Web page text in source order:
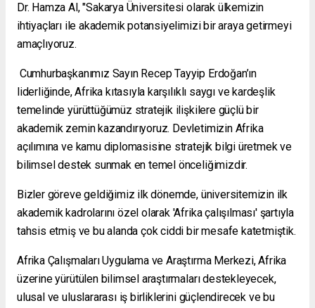
Dr. Hamza Al, "Sakarya Üniversitesi olarak ülkemizin
ihtiyaçları ile akademik potansiyelimizi bir araya getirmeyi
amaçlıyoruz.
Cumhurbaşkanımız Sayın Recep Tayyip Erdoğan’ın
liderliğinde, Afrika kıtasıyla karşılıklı saygı ve kardeşlik
temelinde yürüttüğümüz stratejik ilişkilere güçlü bir
akademik zemin kazandırıyoruz. Devletimizin Afrika
açılımına ve kamu diplomasisine stratejik bilgi üretmek ve
bilimsel destek sunmak en temel önceliğimizdir.
Bizler göreve geldiğimiz ilk dönemde, üniversitemizin ilk
akademik kadrolarını özel olarak 'Afrika çalışılması' şartıyla
tahsis etmiş ve bu alanda çok ciddi bir mesafe katetmiştik.
Afrika Çalışmaları Uygulama ve Araştırma Merkezi, Afrika
üzerine yürütülen bilimsel araştırmaları destekleyecek,
ulusal ve uluslararası iş birliklerini güçlendirecek ve bu